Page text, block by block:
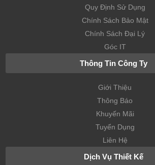
Quy Định Sử Dụng
Chính Sách Bảo Mật
Chính Sách Đại Lý
Góc IT
Thông Tin Công Ty
Giới Thiệu
Thông Báo
Khuyến Mãi
Tuyển Dụng
Liên Hệ
Dịch Vụ Thiết Kế